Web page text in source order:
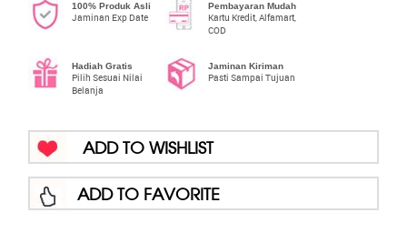
100% Produk Asli
Jaminan Exp Date
Pembayaran Mudah
Kartu Kredit, Alfamart,
COD
Hadiah Gratis
Pilih Sesuai Nilai
Belanja
Jaminan Kiriman
Pasti Sampai Tujuan
ADD TO WISHLIST
ADD TO FAVORITE